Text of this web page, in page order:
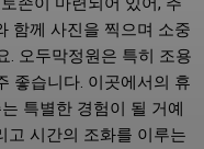
함께 사진을 찍으며 소중
. 오두막정원은 특히 조용
좋습니다. 이곳에서의 휴
특별한 경험이 될 거예
고 시간의 조화를 이루는